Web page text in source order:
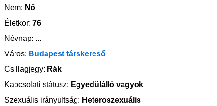
Nem: Nő
Életkor: 76
Névnap: ...
Város: Budapest társkereső
Csillagjegy: Rák
Kapcsolati státusz: Egyedülálló vagyok
Szexuális irányultság: Heteroszexuális